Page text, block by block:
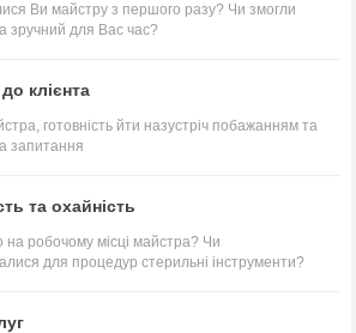
Ви майстру з першого разу? Чи змогли
зручний для Вас час?
клієнта
готовність йти назустріч побажанням та
запитання
та охайність
на робочому місці майстра? Чи
для процедур стерильні інструменти?